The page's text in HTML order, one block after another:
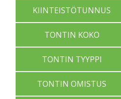
KIINTEISTÖTUNNUS
TONTIN KOKO
TONTIN TYYPPI
TONTIN OMISTUS